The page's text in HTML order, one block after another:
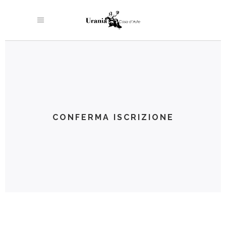
CONFERMA ISCRIZIONE